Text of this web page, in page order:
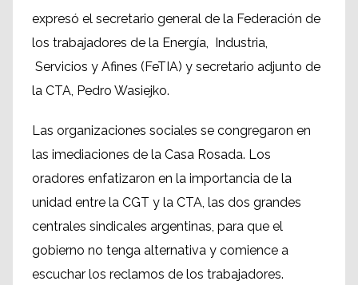
expresó el secretario general de la Federación de
los trabajadores de la Energía, Industria,
Servicios y Afines (FeTIA) y secretario adjunto de
la CTA, Pedro Wasiejko.
Las organizaciones sociales se congregaron en
las imediaciones de la Casa Rosada. Los
oradores enfatizaron en la importancia de la
unidad entre la CGT y la CTA, las dos grandes
centrales sindicales argentinas, para que el
gobierno no tenga alternativa y comience a
escuchar los reclamos de los trabajadores.